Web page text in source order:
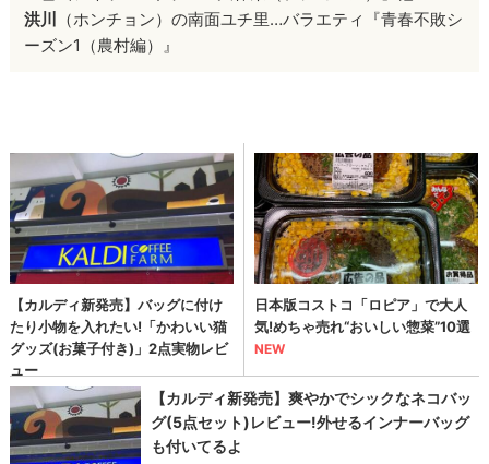
洪川
（ホンチョン）の南面ユチ里…バラエティ『青春不敗シ
ーズン1（農村編）』